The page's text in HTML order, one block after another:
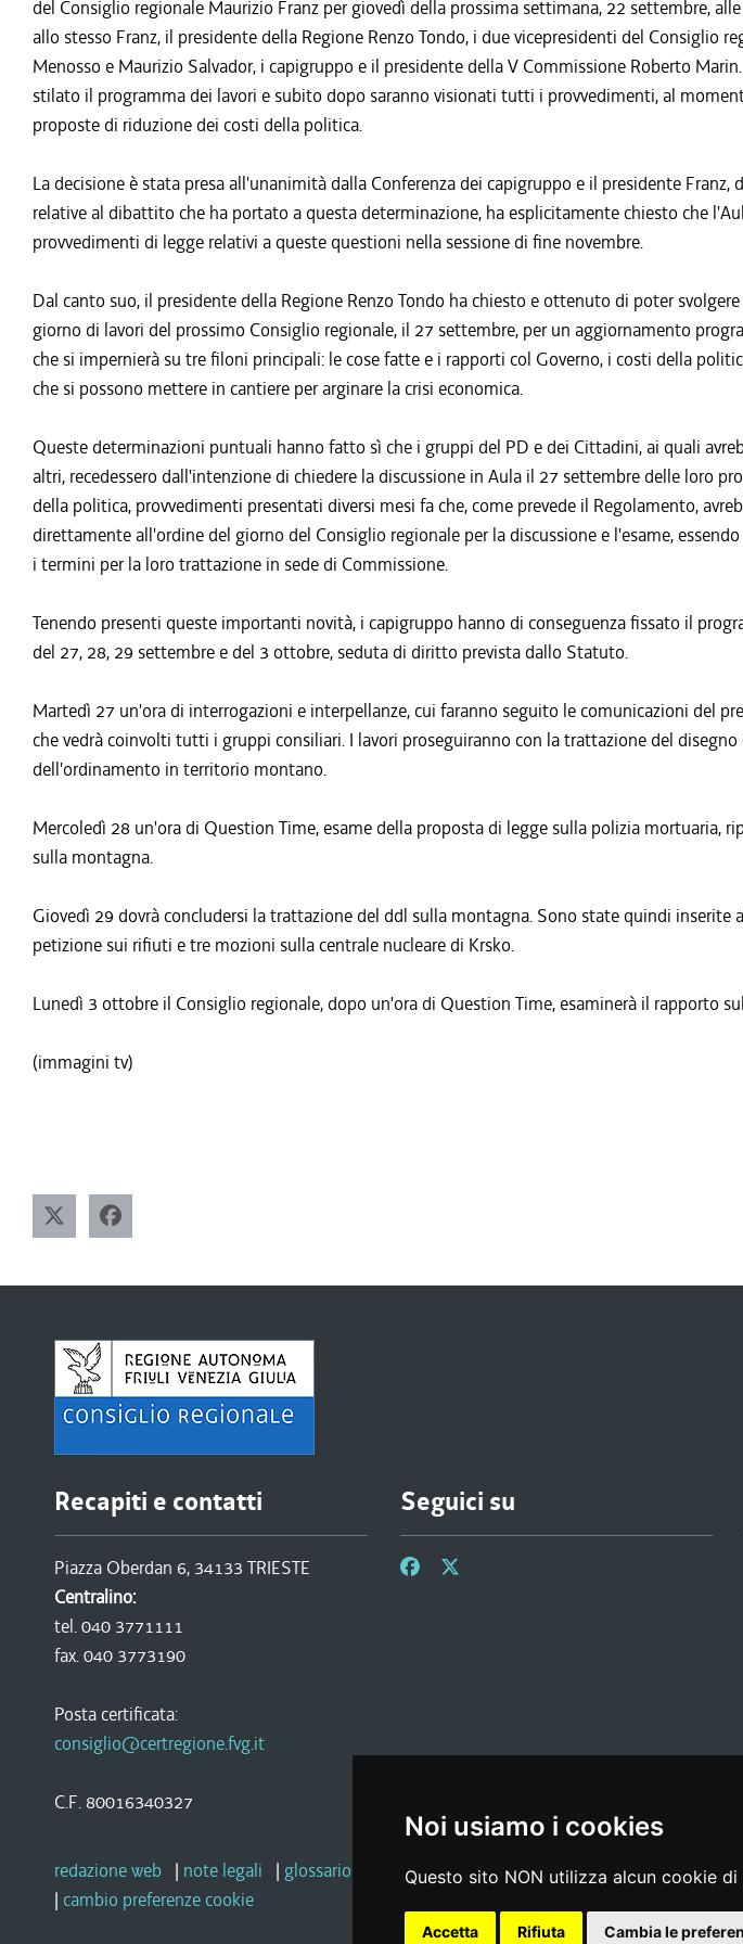
Noi usiamo i cookies
Questo sito NON utilizza alcun cookie
Accetta Rifiuta Cambia le
del Consiglio regionale Maurizio Franz per giovedì della prossima settimana, 22 settembre,
allo stesso Franz, il presidente della Regione Renzo Tondo, i due vicepresidenti del Consiglio
Menosso e Maurizio Salvador, i capigruppo e il presidente della V Commissione Roberto
stilato il programma dei lavori e subito dopo saranno visionati tutti i provvedimenti, al
proposte di riduzione dei costi della politica.
La decisione è stata presa all'unanimità dalla Conferenza dei capigruppo e il presidente
relative al dibattito che ha portato a questa determinazione, ha esplicitamente chiesto che
provvedimenti di legge relativi a queste questioni nella sessione di fine novembre.
Dal canto suo, il presidente della Regione Renzo Tondo ha chiesto e ottenuto di poter
giorno di lavori del prossimo Consiglio regionale, il 27 settembre, per un aggiornamento
che si impernierà su tre filoni principali: le cose fatte e i rapporti col Governo, i costi della
che si possono mettere in cantiere per arginare la crisi economica.
Queste determinazioni puntuali hanno fatto sì che i gruppi del PD e dei Cittadini, ai quali
altri, recedessero dall'intenzione di chiedere la discussione in Aula il 27 settembre delle loro
della politica, provvedimenti presentati diversi mesi fa che, come prevede il Regolamento,
direttamente all'ordine del giorno del Consiglio regionale per la discussione e l'esame,
i termini per la loro trattazione in sede di Commissione.
Tenendo presenti queste importanti novità, i capigruppo hanno di conseguenza fissato il
del 27, 28, 29 settembre e del 3 ottobre, seduta di diritto prevista dallo Statuto.
Martedì 27 un'ora di interrogazioni e interpellanze, cui faranno seguito le comunicazioni del
che vedrà coinvolti tutti i gruppi consiliari. I lavori proseguiranno con la trattazione del
dell'ordinamento in territorio montano.
Mercoledì 28 un'ora di Question Time, esame della proposta di legge sulla polizia mortuaria,
sulla montagna.
Giovedì 29 dovrà concludersi la trattazione del ddl sulla montagna. Sono state quindi inserite
petizione sui rifiuti e tre mozioni sulla centrale nucleare di Krsko.
Lunedì 3 ottobre il Consiglio regionale, dopo un'ora di Question Time, esaminerà il rapporto
(immagini tv)
Recapiti e contatti
Piazza Oberdan 6, 34133 TRIESTE
Centralino:
tel. 040 3771111
fax. 040 3773190
Posta certificata:
consiglio@certregione.fvg.it
C.F. 80016340327
Seguici su
redazione web | note legali | glossario privacy |social media policy | dichiarazione di
| cambio preferenze cookie